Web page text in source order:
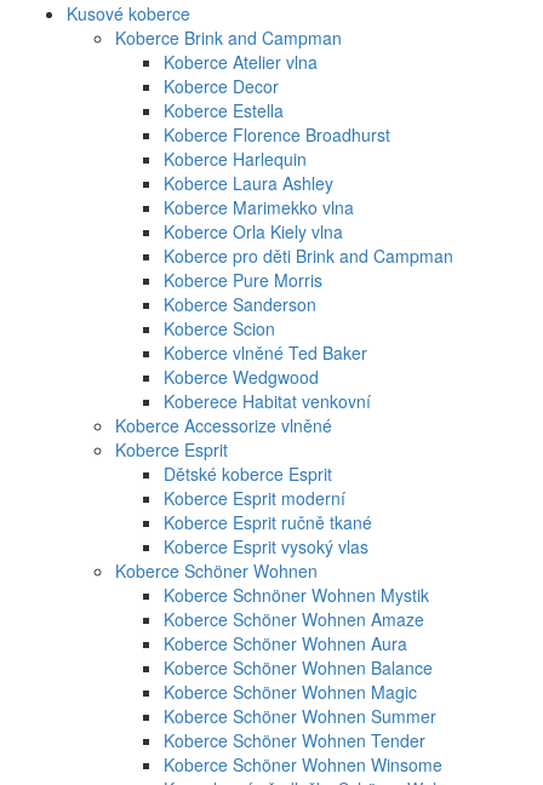
Kusové koberce
Koberce Brink and Campman
Koberce Atelier vlna
Koberce Decor
Koberce Estella
Koberce Florence Broadhurst
Koberce Harlequin
Koberce Laura Ashley
Koberce Marimekko vlna
Koberce Orla Kiely vlna
Koberce pro děti Brink and Campman
Koberce Pure Morris
Koberce Sanderson
Koberce Scion
Koberce vlněné Ted Baker
Koberce Wedgwood
Koberece Habitat venkovní
Koberce Accessorize vlněné
Koberce Esprit
Dětské koberce Esprit
Koberce Esprit moderní
Koberce Esprit ručně tkané
Koberce Esprit vysoký vlas
Koberce Schöner Wohnen
Koberce Schnöner Wohnen Mystik
Koberce Schöner Wohnen Amaze
Koberce Schöner Wohnen Aura
Koberce Schöner Wohnen Balance
Koberce Schöner Wohnen Magic
Koberce Schöner Wohnen Summer
Koberce Schöner Wohnen Tender
Koberce Schöner Wohnen Winsome